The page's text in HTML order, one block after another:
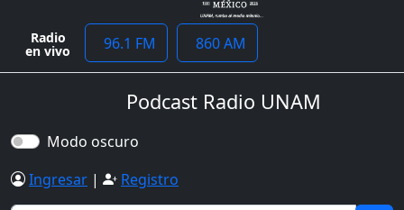
Radio
en vivo 96.1 FM 860 AM
Podcast Radio UNAM
Modo oscuro
Ingresar | Registro